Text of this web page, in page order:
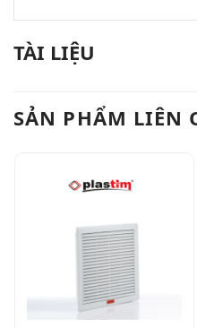
TÀI LIỆU
SẢN PHẨM LIÊN